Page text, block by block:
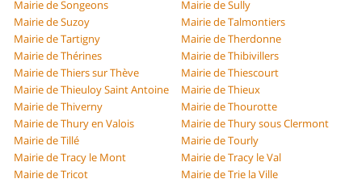
Mairie de Songeons
Mairie de Sully
Mairie de Suzoy
Mairie de Talmontiers
Mairie de Tartigny
Mairie de Therdonne
Mairie de Thérines
Mairie de Thibivillers
Mairie de Thiers sur Thève
Mairie de Thiescourt
Mairie de Thieuloy Saint Antoine
Mairie de Thieux
Mairie de Thiverny
Mairie de Thourotte
Mairie de Thury en Valois
Mairie de Thury sous Clermont
Mairie de Tillé
Mairie de Tourly
Mairie de Tracy le Mont
Mairie de Tracy le Val
Mairie de Tricot
Mairie de Trie la Ville